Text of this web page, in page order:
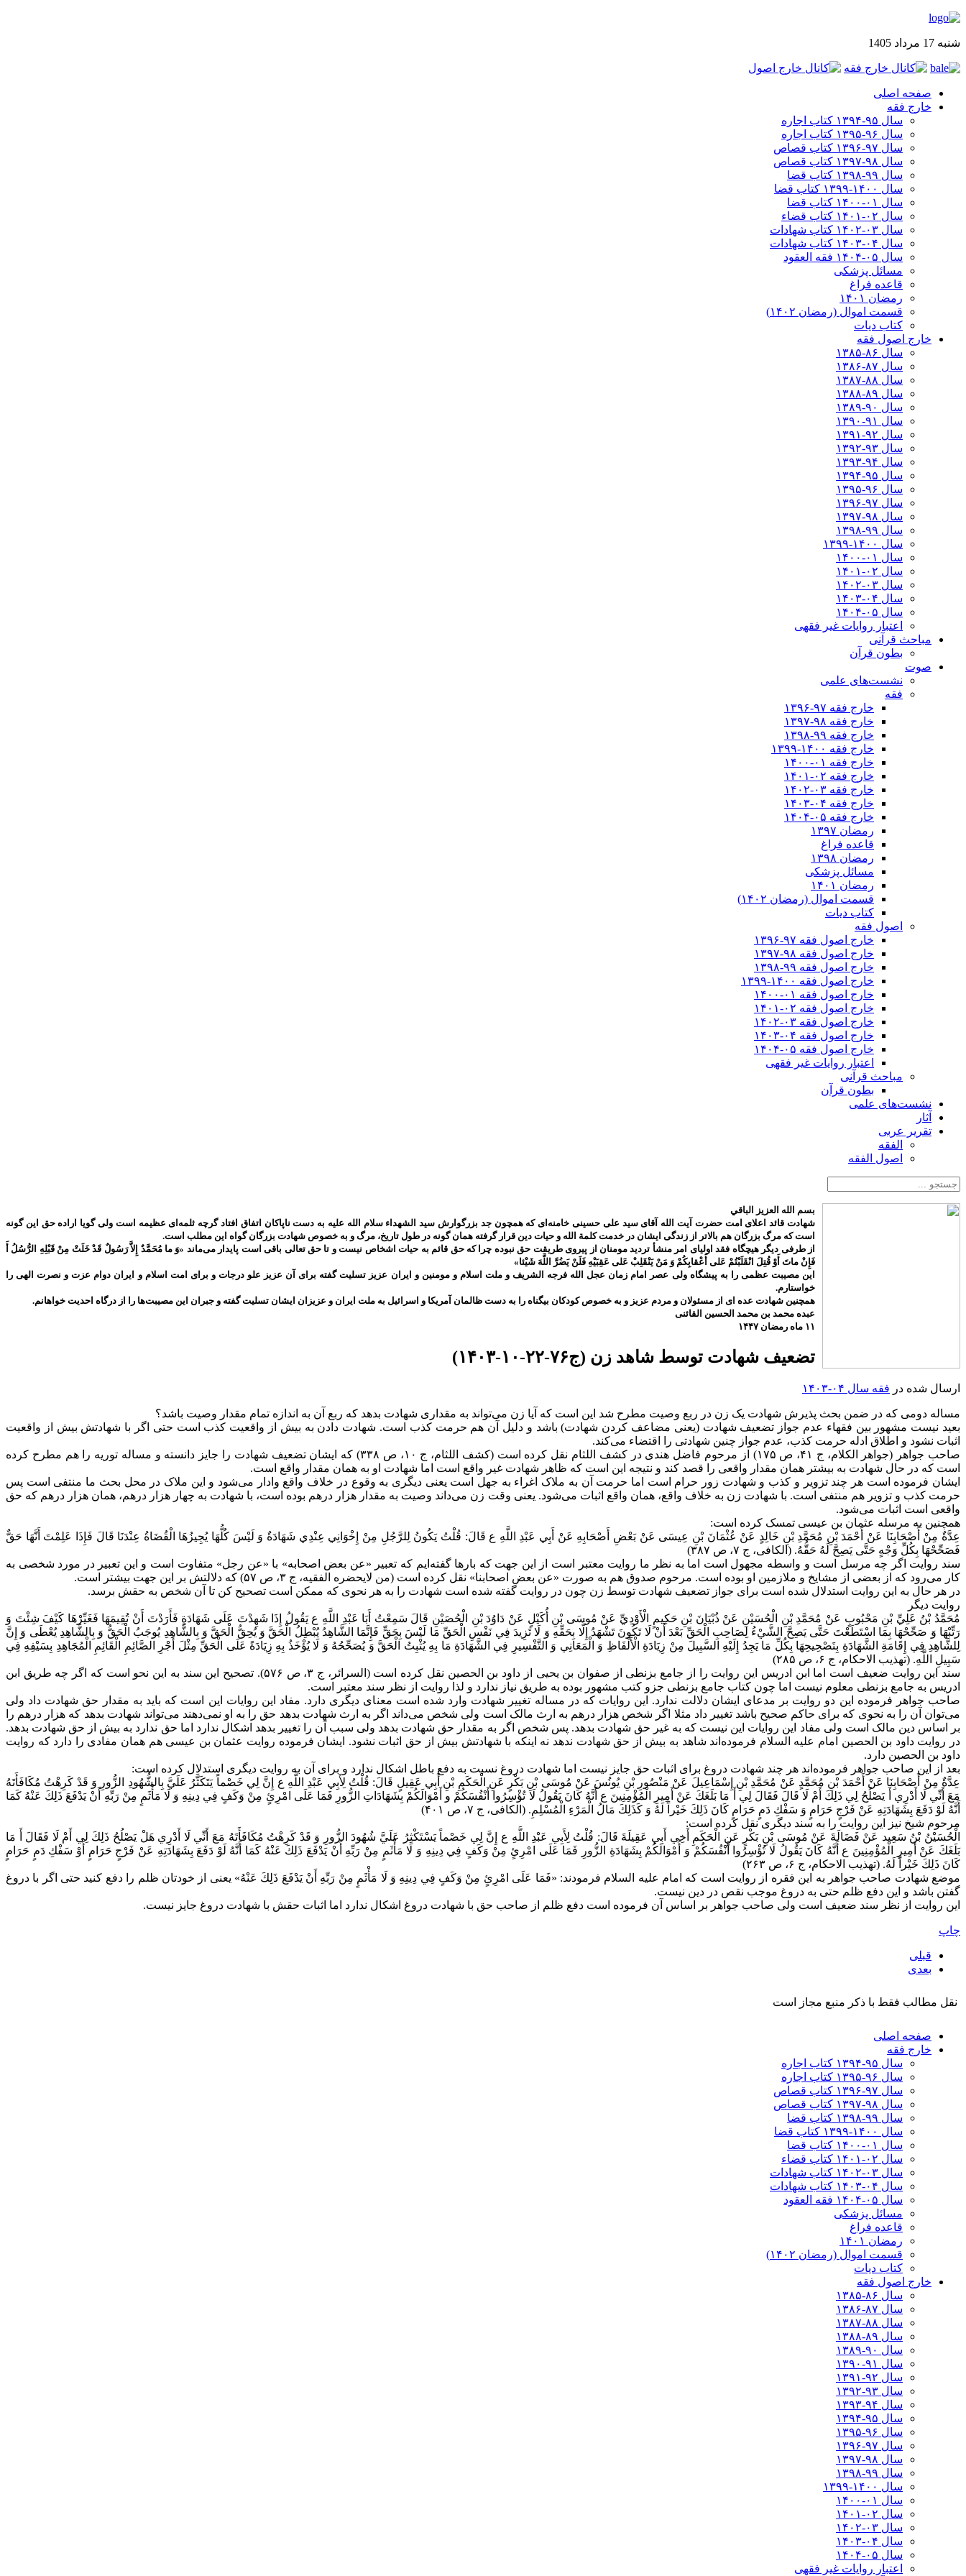
شنبه 17 مرداد 1405
صفحه اصلی
خارج فقه
سال ۹۵-۱۳۹۴ کتاب اجاره
سال ۹۶-۱۳۹۵ کتاب اجاره
سال ۹۷-۱۳۹۶ کتاب قصاص
سال ۹۸-۱۳۹۷ کتاب قصاص
سال ۹۹-۱۳۹۸‍ کتاب قضا
سال ۱۴۰۰-۱۳۹۹ کتاب قضا
سال ۰۱-۱۴۰۰ کتاب قضا
سال ۰۲-۱۴۰۱ کتاب قضاء
سال ۰۳-۱۴۰۲ کتاب شهادات
سال ۰۴-۱۴۰۳ کتاب شهادات
سال ۰۵-۱۴۰۴ فقه العقود
مسائل پزشکی
قاعده فراغ
رمضان ۱۴۰۱
قسمت اموال (رمضان ۱۴۰۲)
کتاب دیات
خارج اصول فقه
سال ۸۶-۱۳۸۵
سال ۸۷-۱۳۸۶
سال ۸۸-۱۳۸۷
سال ۸۹-۱۳۸۸
سال ۹۰-۱۳۸۹
سال ۹۱-۱۳۹۰
سال ۹۲-۱۳۹۱
سال ۹۳-۱۳۹۲
سال ۹۴-۱۳۹۳
سال ۹۵-۱۳۹۴
سال ۹۶-۱۳۹۵
سال ۹۷-۱۳۹۶
سال ۹۸-۱۳۹۷
سال ۹۹-۱۳۹۸‍
سال ۱۴۰۰-۱۳۹۹
سال ۰۱-۱۴۰۰
سال ۰۲-۱۴۰۱
سال ۰۳-۱۴۰۲
سال ۰۴-۱۴۰۳
سال ۰۵-۱۴۰۴
اعتبار روایات غیر فقهی
مباحث قرآنی
بطون قرآن
صوت
نشست‌های علمی
فقه
خارج فقه ۹۷-۱۳۹۶
خارج فقه ۹۸-۱۳۹۷
خارج فقه ۹۹-۱۳۹۸
خارج فقه ۱۴۰۰-۱۳۹۹
خارج فقه ۰۱-۱۴۰۰
خارج فقه ۰۲-۱۴۰۱
خارج فقه ۰۳-۱۴۰۲
خارج فقه ۰۴-۱۴۰۳
خارج فقه ۰۵-۱۴۰۴
رمضان ۱۳۹۷
قاعده فراغ
رمضان ۱۳۹۸
مسائل پزشکی
رمضان ۱۴۰۱
قسمت اموال (رمضان ۱۴۰۲)
کتاب دیات
اصول فقه
خارج اصول فقه ۹۷-۱۳۹۶
خارج اصول فقه ۹۸-۱۳۹۷
خارج اصول فقه ۹۹-۱۳۹۸
خارج اصول فقه ۱۴۰۰-۱۳۹۹
خارج اصول فقه ۰۱-۱۴۰۰
خارج اصول فقه ۰۲-۱۴۰۱
خارج اصول فقه ۰۳-۱۴۰۲
خارج اصول فقه ۰۴-۱۴۰۳
خارج اصول فقه ۰۵-۱۴۰۴
اعتبار روایات غیر فقهی
مباحث قرآنی
بطون قرآن
نشست‌های علمی
آثار
تقریر عربی
الفقه
اصول الفقه
بسم الله العزیز الباقي
شهادت قائد اعلای امت حضرت آیت الله آقای سید علی حسینی خامنه‌ای که همچون جد بزرگوارش سید الشهداء سلام الله علیه به دست ناپاکان اتفاق افتاد گرچه ثلمه‌ای عظیمه است ولی گویا اراده حق این گونه
است که مرگ بزرگان هم بالاتر از زندگی ایشان در خدمت کلمة الله و حیات دین قرار گرفته همان گونه در طول تاریخ، مرگ و به خصوص شهادت بزرگان گواه این مطلب است.
از طرفی دیگر هیچگاه فقد اولیای امر منشأ تردید مومنان از پیروی طریقت حق نبوده چرا که حق قائم به حیات اشخاص نیست و تا حق تعالی باقی است پایدار می‌ماند «وَ ما مُحَمَّدٌ إِلاَّ رَسُولٌ قَدْ خَلَتْ مِنْ قَبْلِهِ الرُّسُلُ أَ
فَإِنْ ماتَ أَوْ قُتِلَ انْقَلَبْتُمْ عَلى‌ أَعْقابِكُمْ وَ مَنْ يَنْقَلِبْ عَلى‌ عَقِبَيْهِ فَلَنْ يَضُرَّ اللَّهَ شَيْئا»
این مصیبت عظمی را به پیشگاه ولی عصر امام زمان عجل الله فرجه الشریف و ملت اسلام و مومنین و ایران عزیز تسلیت گفته برای آن عزیز علو درجات و برای امت اسلام و ایران دوام عزت و نصرت الهی را
خواستارم.
همچنین شهادت عده ای از مسئولان و مردم عزیز و به خصوص کودکان بیگناه را به دست ظالمان آمریکا و اسرائیل به ملت ایران و عزیزان ایشان تسلیت گفته و جبران این مصیبت‌ها را از درگاه احدیت خواهانم.
عبده محمد بن محمد الحسین القائنی
۱۱ ماه رمضان ۱۴۴۷
تضعیف شهادت توسط شاهد زن (ج۷۶-۲۲-۱۰-۱۴۰۳)
ارسال شده در فقه سال ۰۴-۱۴۰۳
مساله دومی که در ضمن بحث پذیرش شهادت یک زن در ربع وصیت مطرح شد این است که آیا زن می‌تواند به مقداری شهادت بدهد که ربع آن به اندازه تمام مقدار وصیت باشد؟
بعید نیست مشهور بین فقهاء عدم جواز تضعیف شهادت (یعنی مضاعف کردن شهادت) باشد و دلیل آن هم حرمت کذب است. شهادت دادن به بیش از واقعیت کذب است حتی اگر با شهادتش بیش از واقعیت
اثبات نشود و اطلاق ادله حرمت کذب، عدم جواز چنین شهادتی را اقتضاء می‌کند.
صاحب جواهر (جواهر الکلام، ج ۴۱، ص ۱۷۵) از مرحوم فاضل هندی در کشف اللثام نقل کرده است (کشف اللثام، ج ۱۰، ص ۳۳۸) که ایشان تضعیف شهادت را جایز دانسته و مساله توریه را هم مطرح کرده
است که در حال شهادت به بیشتر همان مقدار واقعی را قصد کند و نتیجه این است که ظاهر شهادت غیر واقع است اما شهادت او به همان مقدار واقع است.
ایشان فرموده است هر چند تزویر و کذب و شهادت زور حرام است اما حرمت آن به ملاک اغراء به جهل است یعنی دیگری به وقوع در خلاف واقع وادار می‌شود و این ملاک در محل بحث ما منتفی است پس
حرمت کذب و تزویر هم منتفی است. با شهادت زن به خلاف واقع، همان واقع اثبات می‌شود. یعنی وقت زن می‌داند وصیت به مقدار هزار درهم بوده است، با شهادت به چهار هزار درهم، همان هزار درهم که حق
واقعی است اثبات می‌شود.
همچنین به مرسله عثمان بن عیسی تمسک کرده است:
عِدَّةٌ مِنْ أَصْحَابِنَا عَنْ أَحْمَدَ بْنِ مُحَمَّدِ بْنِ خَالِدٍ عَنْ عُثْمَانَ بْنِ عِيسَى عَنْ بَعْضِ أَصْحَابِهِ عَنْ أَبِي عَبْدِ اللَّهِ ع قَالَ: قُلْتُ يَكُونُ لِلرَّجُلِ مِنْ إِخْوَانِي عِنْدِي شَهَادَةٌ وَ لَيْسَ كُلُّهَا يُجِيزُهَا الْقُضَاةُ عِنْدَنَا قَالَ فَإِذَا عَلِمْتَ أَنَّهَا حَقٌّ
فَصَحِّحْهَا بِكُلِّ وَجْهٍ حَتَّى يَصِحَّ لَهُ حَقُّهُ. (الکافی، ج ۷،‌ ص ۳۸۷)
سند روایت اگر چه مرسل است و واسطه مجهول است اما به نظر ما روایت معتبر است از این جهت که بارها گفته‌ایم که تعبیر «عن بعض اصحابه» با «عن رجل» متفاوت است و این تعبیر در مورد شخصی به
کار می‌رود که از بعضی از مشایخ و ملازمین او بوده است. مرحوم صدوق هم به صورت «عن بعض اصحابنا» نقل کرده است (من لایحضره الفقیه، ج ۳، ص ۵۷) که دلالتش بر این جهت بیشتر است.
در هر حال به این روایت استدلال شده است برای جواز تضعیف شهادت توسط زن چون در روایت گفته شده است شهادت را به هر نحوی که ممکن است تصحیح کن تا آن شخص به حقش برسد.
روایت دیگر
مُحَمَّدُ بْنُ عَلِيِّ بْنِ مَحْبُوبٍ عَنْ مُحَمَّدِ بْنِ الْحُسَيْنِ عَنْ ذُبْيَانَ بْنِ حَكِيمٍ الْأَوْدِيِّ عَنْ مُوسَى بْنِ أُكَيْلٍ عَنْ دَاوُدَ بْنِ الْحُصَيْنِ قَالَ سَمِعْتُ أَبَا عَبْدِ اللَّهِ ع يَقُولُ‏ إِذَا شَهِدْتَ عَلَى شَهَادَةٍ فَأَرَدْتَ أَنْ تُقِيمَهَا فَغَيِّرْهَا كَيْفَ شِئْتَ وَ
رَتِّبْهَا وَ صَحِّحْهَا بِمَا اسْتَطَعْتَ حَتَّى يَصِحَّ الشَّيْ‏ءُ لِصَاحِبِ الْحَقِّ بَعْدَ أَنْ لَا تَكُونَ تَشْهَدُ إِلَّا بِحَقِّهِ وَ لَا تَزِيدَ فِي نَفْسِ الْحَقِّ مَا لَيْسَ بِحَقٍّ فَإِنَّمَا الشَّاهِدُ يُبْطِلُ الْحَقَّ وَ يُحِقُّ الْحَقَّ وَ بِالشَّاهِدِ يُوجَبُ الْحَقُّ وَ بِالشَّاهِدِ يُعْطَى وَ إِنَّ
لِلشَّاهِدِ فِي إِقَامَةِ الشَّهَادَةِ بِتَصْحِيحِهَا بِكُلِّ مَا يَجِدُ إِلَيْهِ السَّبِيلَ مِنْ زِيَادَةِ الْأَلْفَاظِ وَ الْمَعَانِي وَ التَّفْسِيرِ فِي الشَّهَادَةِ مَا بِهِ يُثْبِتُ الْحَقَّ وَ يُصَحِّحُهُ وَ لَا يُؤْخَذُ بِهِ زِيَادَةً عَلَى الْحَقِّ مِثْلَ أَجْرِ الصَّائِمِ الْقَائِمِ الْمُجَاهِدِ بِسَيْفِهِ فِي
سَبِيلِ اللَّهِ. (تهذیب الاحکام، ج ۶، ص ۲۸۵)
سند این روایت ضعیف است اما ابن ادریس این روایت را از جامع بزنطی از صفوان بن یحیی از داود بن الحصین نقل کرده است (السرائر، ج ۳، ص ۵۷۶). تصحیح این سند به این نحو است که اگر چه طریق ابن
ادریس به جامع بزنطی معلوم نیست اما چون کتاب جامع بزنطی جزو کتب مشهور بوده به طریق نیاز ندارد و لذا روایت از نظر سند معتبر است.
صاحب جواهر فرموده این دو روایت بر مدعای ایشان دلالت ندارد. این روایات که در مساله تغییر شهادت وارد شده است معنای دیگری دارد. مفاد این روایات این است که باید به مقدار حق شهادت داد ولی
می‌توان آن را به نحوی که برای حاکم صحیح باشد تغییر داد مثلا اگر شخص هزار درهم به ارث مالک است ولی شخص می‌داند اگر به ارث شهادت بدهد حق را به او نمی‌دهند می‌تواند شهادت بدهد که هزار درهم را
بر اساس دین مالک است ولی مفاد این روایات این نیست که به غیر حق شهادت بدهد. پس شخص اگر به مقدار حق شهادت بدهد ولی سبب آن را تغییر بدهد اشکال ندارد اما حق ندارد به بیش از حق شهادت بدهد.
در روایت داود بن الحصین امام علیه السلام فرموده‌اند شاهد به بیش از حق شهادت ندهد نه اینکه با شهادتش بیش از حق اثبات نشود. ایشان فرموده روایت عثمان بن عیسی هم همان مفادی را دارد که روایت
داود بن الحصین دارد.
بعد از این صاحب جواهر فرموده‌اند هر چند شهادت دروغ برای اثبات حق جایز نیست اما شهادت دروغ نسبت به دفع باطل اشکال ندارد و برای آن به روایت دیگری استدلال کرده است:
عِدَّةٌ مِنْ أَصْحَابِنَا عَنْ أَحْمَدَ بْنِ مُحَمَّدٍ عَنْ مُحَمَّدِ بْنِ إِسْمَاعِيلَ عَنْ مَنْصُورِ بْنِ يُونُسَ عَنْ مُوسَى بْنِ بَكْرٍ عَنِ الْحَكَمِ بْنِ أَبِي عَقِيلٍ قَالَ: قُلْتُ لِأَبِي عَبْدِ اللَّهِ ع إِنَّ لِي‏ خَصْماً يَتَكَثَّرُ عَلَيَّ بِالشُّهُودِ الزُّورِ وَ قَدْ كَرِهْتُ مُكَافَأَتَهُ
مَعَ أَنِّي لَا أَدْرِي أَ يَصْلُحُ لِي ذَلِكَ أَمْ لَا قَالَ فَقَالَ لِي أَ مَا بَلَغَكَ عَنْ أَمِيرِ الْمُؤْمِنِينَ ع أَنَّهُ كَانَ يَقُولُ لَا تُؤْسِرُوا أَنْفُسَكُمْ و أَمْوَالَكُمْ بِشَهَادَاتِ الزُّورِ فَمَا عَلَى امْرِئٍ مِنْ وَكَفٍ فِي دِينِهِ‏ وَ لَا مَأْثَمٍ مِنْ رَبِّهِ أَنْ يَدْفَعَ ذَلِكَ عَنْهُ كَمَا
أَنَّهُ لَوْ دَفَعَ بِشَهَادَتِهِ عَنْ فَرْجٍ حَرَامٍ وَ سَفْكِ دَمٍ حَرَامٍ كَانَ ذَلِكَ خَيْراً لَهُ وَ كَذَلِكَ مَالُ الْمَرْءِ الْمُسْلِمِ. (الکافی، ج ۷،‌ ص ۴۰۱)
مرحوم شیخ نیز این روایت را به سند دیگری نقل کرده است:
الْحُسَيْنُ بْنُ سَعِيد عَنْ فَضَالَةَ عَنْ مُوسَى بْنِ بَكْرٍ عَنِ الْحَكَمِ أَخِي أَبِي عَقِيلَةَ قَالَ: قُلْتُ لِأَبِي عَبْدِ اللَّهِ ع إِنَّ لِي خَصْماً يَسْتَكْثِرُ عَلَيَّ شُهُودَ الزُّورِ وَ قَدْ كَرِهْتُ مُكَافَأَتَهُ مَعَ أَنِّي لَا أَدْرِي هَلْ يَصْلُحُ ذَلِكَ لِي أَمْ لَا فَقَالَ أَ مَا
بَلَغَكَ عَنْ أَمِيرِ الْمُؤْمِنِينَ ع أَنَّهُ كَانَ يَقُولُ لَا تُؤْسِرُوا أَنْفُسَكُمْ وَ أَمْوَالَكُمْ بِشَهَادَةِ الزُّورِ فَمَا عَلَى امْرِئٍ مِنْ وَكَفٍ‏ فِي دِينِهِ وَ لَا مَأْثَمٍ مِنْ رَبِّهِ أَنْ يَدْفَعَ ذَلِكَ عَنْهُ كَمَا أَنَّهُ لَوْ دَفَعَ بِشَهَادَتِهِ عَنْ فَرْجٍ حَرَامٍ أَوْ سَفْكِ دَمٍ حَرَامٍ
كَانَ ذَلِكَ خَيْراً لَهُ. (تهذیب الاحکام، ج ۶، ص ۲۶۳)
موضع شهادت صاحب جواهر به این فقره از روایت است که امام علیه السلام فرمودند: «فَمَا عَلَى امْرِئٍ مِنْ وَكَفٍ‏ فِي دِينِهِ وَ لَا مَأْثَمٍ مِنْ رَبِّهِ أَنْ يَدْفَعَ ذَلِكَ عَنْهُ» یعنی از خودتان ظلم را دفع کنید حتی اگر با دروغ
گفتن باشد و این دفع ظلم حتی به دروغ موجب نقص در دین نیست.
این روایت از نظر سند ضعیف است ولی صاحب جواهر بر اساس آن فرموده است دفع ظلم از صاحب حق با شهادت دروغ اشکال ندارد اما اثبات حقش با شهادت دروغ جایز نیست.
چاپ
قبلی
بعدی
نقل مطالب فقط با ذکر منبع مجاز است
صفحه اصلی
خارج فقه
سال ۹۵-۱۳۹۴ کتاب اجاره
سال ۹۶-۱۳۹۵ کتاب اجاره
سال ۹۷-۱۳۹۶ کتاب قصاص
سال ۹۸-۱۳۹۷ کتاب قصاص
سال ۹۹-۱۳۹۸‍ کتاب قضا
سال ۱۴۰۰-۱۳۹۹ کتاب قضا
سال ۰۱-۱۴۰۰ کتاب قضا
سال ۰۲-۱۴۰۱ کتاب قضاء
سال ۰۳-۱۴۰۲ کتاب شهادات
سال ۰۴-۱۴۰۳ کتاب شهادات
سال ۰۵-۱۴۰۴ فقه العقود
مسائل پزشکی
قاعده فراغ
رمضان ۱۴۰۱
قسمت اموال (رمضان ۱۴۰۲)
کتاب دیات
خارج اصول فقه
سال ۸۶-۱۳۸۵
سال ۸۷-۱۳۸۶
سال ۸۸-۱۳۸۷
سال ۸۹-۱۳۸۸
سال ۹۰-۱۳۸۹
سال ۹۱-۱۳۹۰
سال ۹۲-۱۳۹۱
سال ۹۳-۱۳۹۲
سال ۹۴-۱۳۹۳
سال ۹۵-۱۳۹۴
سال ۹۶-۱۳۹۵
سال ۹۷-۱۳۹۶
سال ۹۸-۱۳۹۷
سال ۹۹-۱۳۹۸‍
سال ۱۴۰۰-۱۳۹۹
سال ۰۱-۱۴۰۰
سال ۰۲-۱۴۰۱
سال ۰۳-۱۴۰۲
سال ۰۴-۱۴۰۳
سال ۰۵-۱۴۰۴
اعتبار روایات غیر فقهی